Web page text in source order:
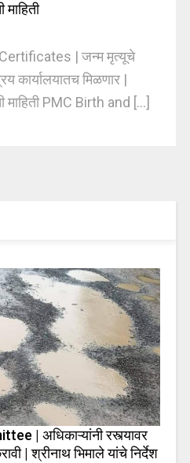
माहिती
| जन्म मृत्यूचे
कार्यालयातच मिळणार |
माहिती PMC Birth and [...]
| अधिकाऱ्यांनी रस्त्यावर
| श्रीनाथ भिमाले यांचे निर्देश